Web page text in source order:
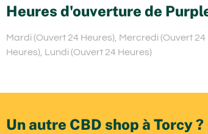
Heures d'ouverture de
Mardi (Ouvert 24 Heures), Mercredi (Ouvert
Heures), Lundi (Ouvert 24 Heures)
Un autre CBD shop à Torcy ?